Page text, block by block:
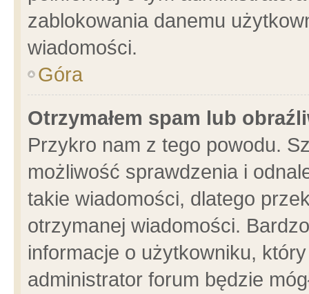
zablokowania danemu
wiadomości.
Góra
Otrzymałem spam lub
Przykro nam z tego powodu.
możliwość sprawdzenia i
takie wiadomości, dlatego
otrzymanej wiadomości.
informacje o użytkowniku,
administrator forum będzie